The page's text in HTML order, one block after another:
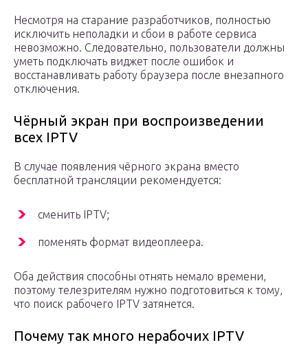
Несмотря на старание разработчиков, полностью
исключить неполадки и сбои в работе сервиса
невозможно. Следовательно, пользователи должны
уметь подключать виджет после ошибок и
восстанавливать работу браузера после внезапного
отключения.
Чёрный экран при воспроизведении
всех IPTV
В случае появления чёрного экрана вместо
бесплатной трансляции рекомендуется:
сменить IPTV;
поменять формат видеоплеера.
Оба действия способны отнять немало времени,
поэтому телезрителям нужно подготовиться к тому,
что поиск рабочего IPTV затянется.
Почему так много нерабочих IPTV